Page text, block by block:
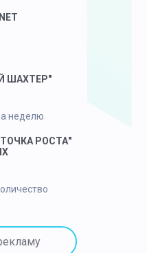
ШАХТЕР"
неделю
ТОЧКА РОСТА"